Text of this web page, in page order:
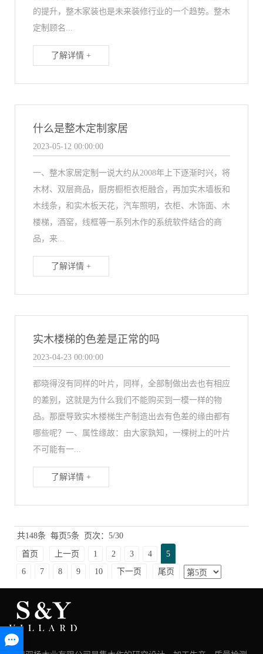
的提升，整木家装也是未来装修行业的一个趋势。整木
定制顾名...
了解详情 +
什么是整木定制家居
2023-05-12 00:00:00
一、整木家居定制一说大约从2008年上下逐渐时兴，将
木材、双层商品，厨房橱柜衣柜融合，再加实木墙板和
木线条，和实木板天花，汽车照明，衣柜、木饰面、木
楼梯，酒窑，线框等一系列木作的系统软件结合的商
品，来...
了解详情 +
实木楼梯的色差是正常的吗
2023-04-23 00:00:00
都晓得沒有同样的叶片，同样，全部制做出去也有相应
的差别，这就是为什么我们不能购买到一模一样的物
品。那麼导致实木楼梯生产制造出去有色差的缘由都有
哪些呢？一、属性缘故：由大家孰知，一棵树上的叶片
不可能有一...
了解详情 +
共148条 每页5条 页次：5/30
首页 上一页 1 2 3 4 5
6 7 8 9 10 下一页 尾页